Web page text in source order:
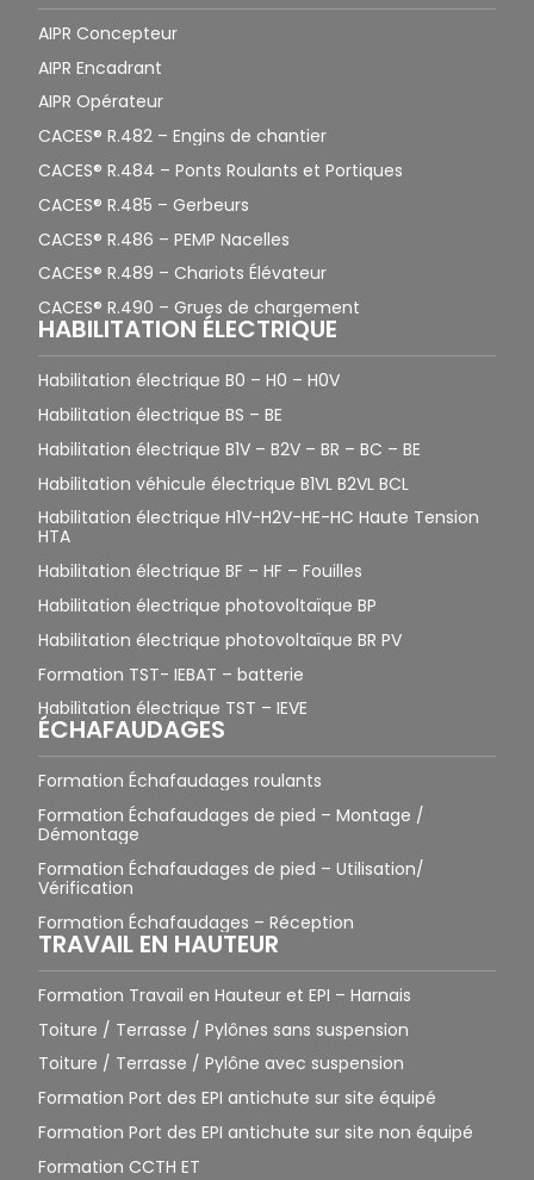
AIPR Concepteur
AIPR Encadrant
AIPR Opérateur
CACES® R.482 – Engins de chantier
CACES® R.484 – Ponts Roulants et Portiques
CACES® R.485 – Gerbeurs
CACES® R.486 – PEMP Nacelles
CACES® R.489 – Chariots Élévateur
CACES® R.490 – Grues de chargement
HABILITATION ÉLECTRIQUE
Habilitation électrique B0 – H0 – H0V
Habilitation électrique BS – BE
Habilitation électrique B1V – B2V – BR – BC – BE
Habilitation véhicule électrique B1VL B2VL BCL
Habilitation électrique H1V-H2V-HE-HC Haute Tension
HTA
Habilitation électrique BF – HF – Fouilles
Habilitation électrique photovoltaïque BP
Habilitation électrique photovoltaïque BR PV
Formation TST- IEBAT – batterie
Habilitation électrique TST – IEVE
ÉCHAFAUDAGES
Formation Échafaudages roulants
Formation Échafaudages de pied – Montage /
Démontage
Formation Échafaudages de pied – Utilisation/
Vérification
Formation Échafaudages – Réception
TRAVAIL EN HAUTEUR
Formation Travail en Hauteur et EPI – Harnais
Toiture / Terrasse / Pylônes sans suspension
Toiture / Terrasse / Pylône avec suspension
Formation Port des EPI antichute sur site équipé
Formation Port des EPI antichute sur site non équipé
Formation CCTH ET